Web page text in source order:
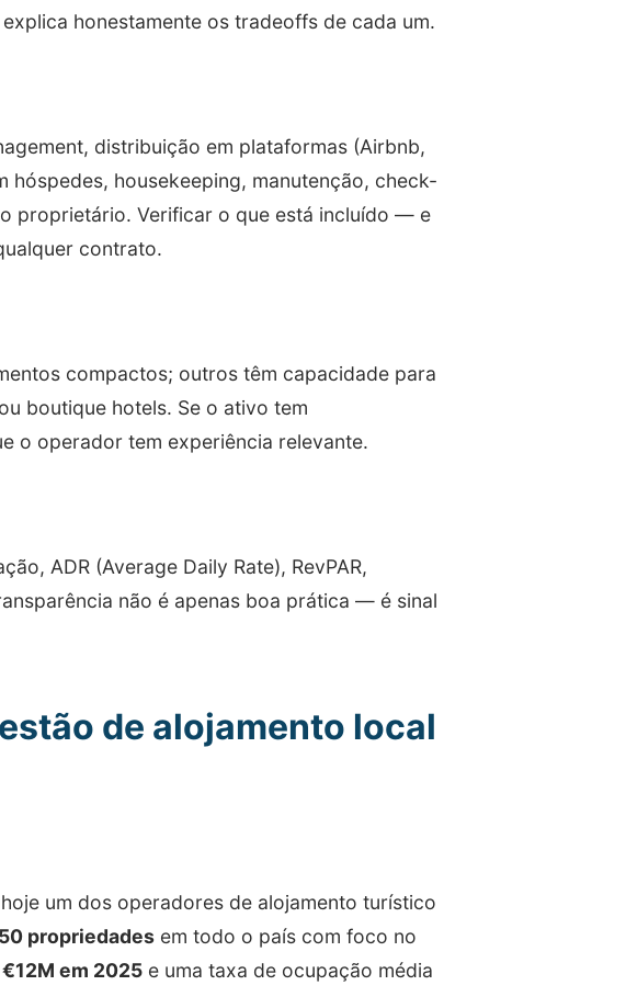
honestamente os tradeoffs de cada um.
distribuição em plataformas (Airbnb,
housekeeping, manutenção, check-
proprietário. Verificar o que está incluído — e
contrato.
compactos; outros têm capacidade para
boutique hotels. Se o ativo tem
o operador tem experiência relevante.
ADR (Average Daily Rate), RevPAR,
não é apenas boa prática — é sinal
de alojamento local
um dos operadores de alojamento turístico
propriedades em todo o país com foco no
€12M em 2025 e uma taxa de ocupação média